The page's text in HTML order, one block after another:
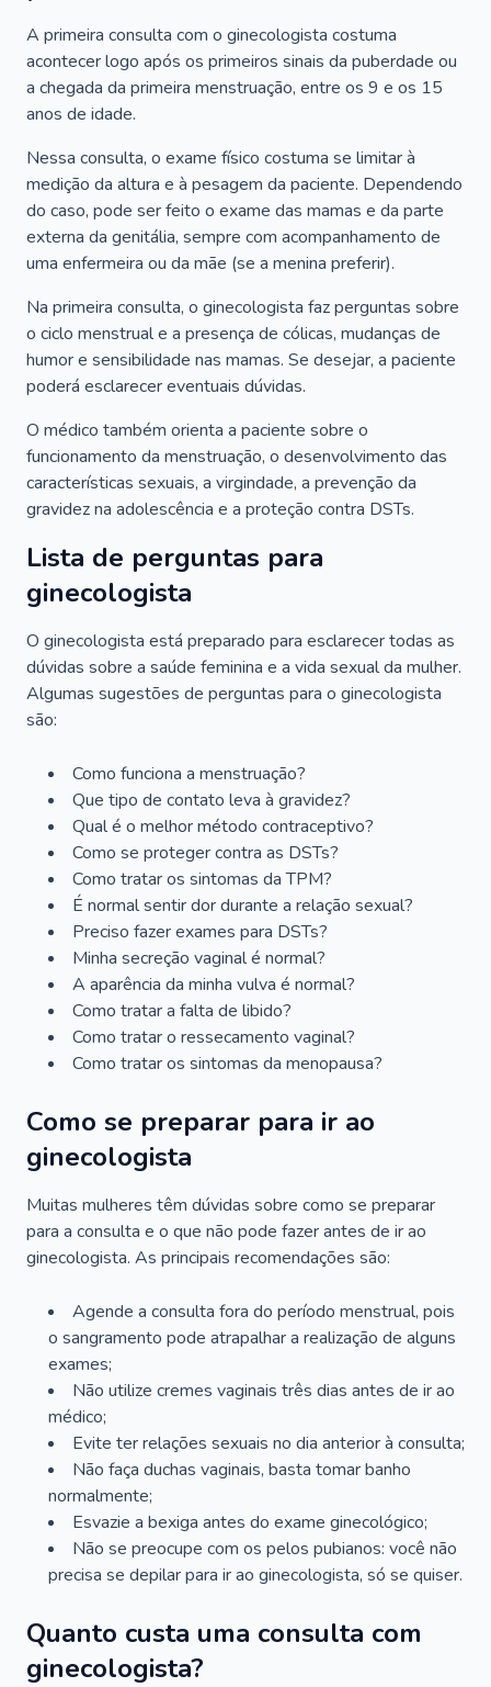
A primeira consulta com o ginecologista costuma
acontecer logo após os primeiros sinais da puberdade ou
a chegada da primeira menstruação, entre os 9 e os 15
anos de idade.
Nessa consulta, o exame físico costuma se limitar à
medição da altura e à pesagem da paciente. Dependendo
do caso, pode ser feito o exame das mamas e da parte
externa da genitália, sempre com acompanhamento de
uma enfermeira ou da mãe (se a menina preferir).
Na primeira consulta, o ginecologista faz perguntas sobre
o ciclo menstrual e a presença de cólicas, mudanças de
humor e sensibilidade nas mamas. Se desejar, a paciente
poderá esclarecer eventuais dúvidas.
O médico também orienta a paciente sobre o
funcionamento da menstruação, o desenvolvimento das
características sexuais, a virgindade, a prevenção da
gravidez na adolescência e a proteção contra DSTs.
Lista de perguntas para
ginecologista
O ginecologista está preparado para esclarecer todas as
dúvidas sobre a saúde feminina e a vida sexual da mulher.
Algumas sugestões de perguntas para o ginecologista
são:
Como funciona a menstruação?
Que tipo de contato leva à gravidez?
Qual é o melhor método contraceptivo?
Como se proteger contra as DSTs?
Como tratar os sintomas da TPM?
É normal sentir dor durante a relação sexual?
Preciso fazer exames para DSTs?
Minha secreção vaginal é normal?
A aparência da minha vulva é normal?
Como tratar a falta de libido?
Como tratar o ressecamento vaginal?
Como tratar os sintomas da menopausa?
Como se preparar para ir ao
ginecologista
Muitas mulheres têm dúvidas sobre como se preparar
para a consulta e o que não pode fazer antes de ir ao
ginecologista. As principais recomendações são:
Agende a consulta fora do período menstrual, pois
o sangramento pode atrapalhar a realização de alguns
exames;
Não utilize cremes vaginais três dias antes de ir ao
médico;
Evite ter relações sexuais no dia anterior à consulta;
Não faça duchas vaginais, basta tomar banho
normalmente;
Esvazie a bexiga antes do exame ginecológico;
Não se preocupe com os pelos pubianos: você não
precisa se depilar para ir ao ginecologista, só se quiser.
Quanto custa uma consulta com
ginecologista?